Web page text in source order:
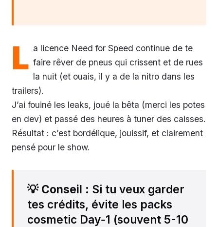
L a licence Need for Speed continue de te
faire rêver de pneus qui crissent et de rues
la nuit (et ouais, il y a de la nitro dans les
trailers).
J’ai fouiné les leaks, joué la bêta (merci les potes
en dev) et passé des heures à tuner des caisses.
Résultat : c’est bordélique, jouissif, et clairement
pensé pour le show.
💡 Conseil : Si tu veux garder
tes crédits, évite les packs
cosmetic Day‑1 (souvent 5-10